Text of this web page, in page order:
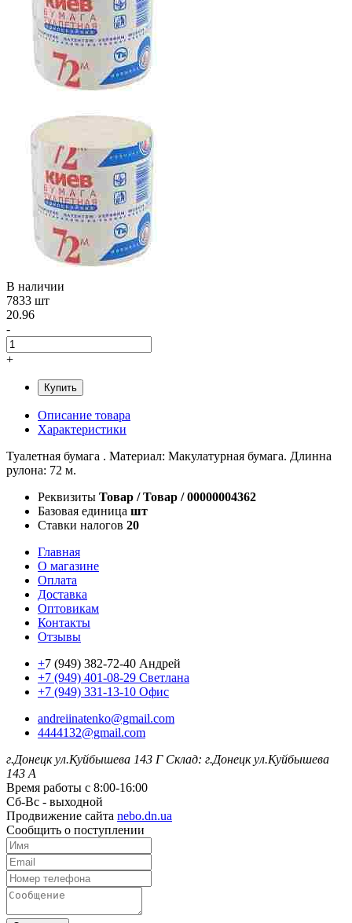
В наличии
7833 шт
20.96
-
+
Купить
Описание товара
Характеристики
Туалетная бумага . Материал: Макулатурная бумага. Длинна
рулона: 72 м.
Реквизиты Товар / Товар / 00000004362
Базовая единица шт
Ставки налогов 20
Главная
О магазине
Оплата
Доставка
Оптовикам
Контакты
Отзывы
+7 (949) 382-72-40 Андрей
+7 (949) 401-08-29 Светлана
+7 (949) 331-13-10 Офис
andreiinatenko@gmail.com
4444132@gmail.com
г.Донецк ул.Куйбышева 143 Г Склад: г.Донецк ул.Куйбышева
143 А
Время работы с 8:00-16:00
Сб-Вс - выходной
Продвижение сайта nebo.dn.ua
Сообщить о поступлении